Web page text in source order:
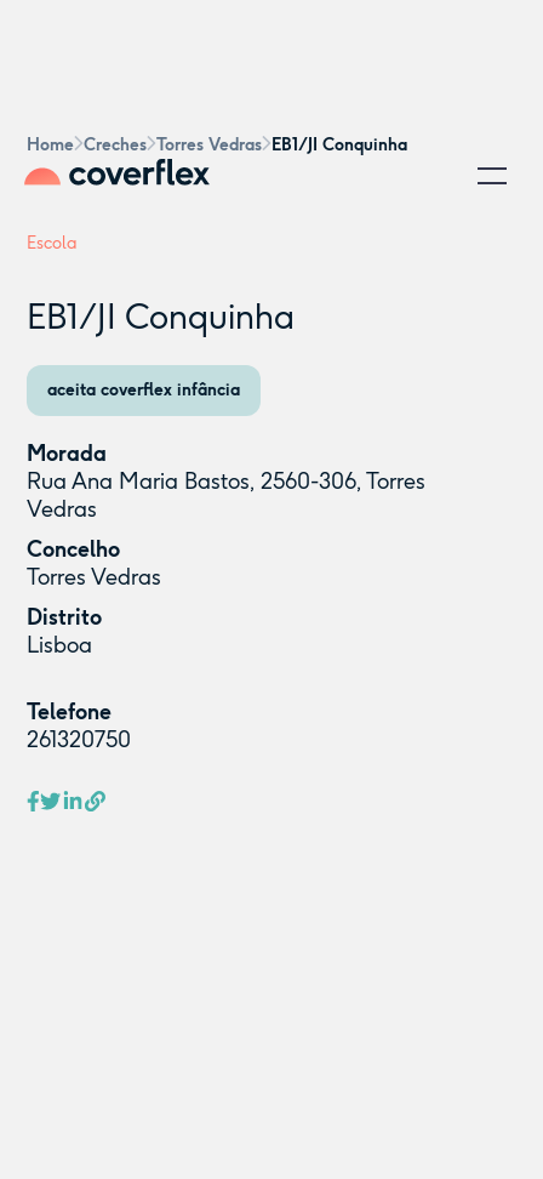
Home Creches Torres Vedras EB1/JI Conquinha
Escola
EB1/JI Conquinha
aceita coverflex infância
Morada
Rua Ana Maria Bastos, 2560-306, Torres
Vedras
Concelho
Torres Vedras
Distrito
Lisboa
Telefone
261320750